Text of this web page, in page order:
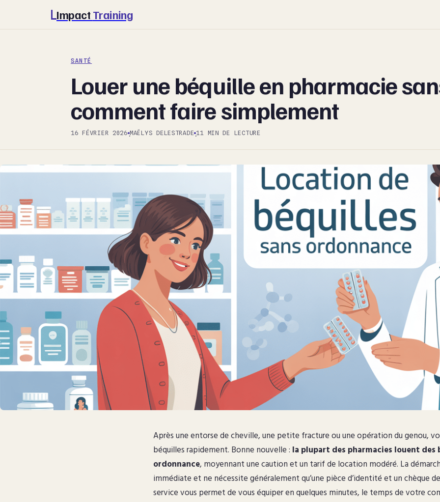
Impact Training
SANTÉ
Louer une béquille en pharmacie
comment faire simplement
16 FÉVRIER 2026·MAËLYS DELESTRADE·11 MIN DE LECTURE
Après une entorse de cheville, une petite fracture ou une opération du genou,
béquilles rapidement. Bonne nouvelle : la plupart des pharmacies louent des
ordonnance, moyennant une caution et un tarif de location modéré. La
immédiate et ne nécessite généralement qu’une pièce d’identité et un chèque
service vous permet de vous équiper en quelques minutes, le temps de votre